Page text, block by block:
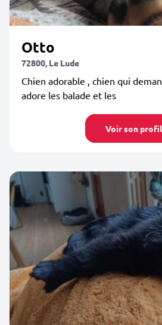
Otto
72800, Le Lude
Chien adorable , chien qui
adore les balade et les
Voir son profil